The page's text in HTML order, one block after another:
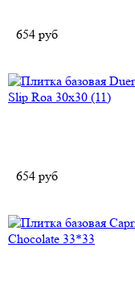
654 руб
654 руб